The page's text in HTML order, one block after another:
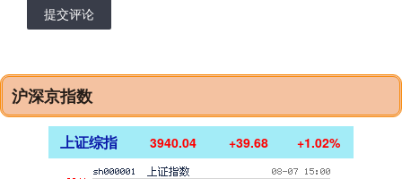
提交评论
沪深京指数
上证综指 3940.04 +39.68 +1.02%